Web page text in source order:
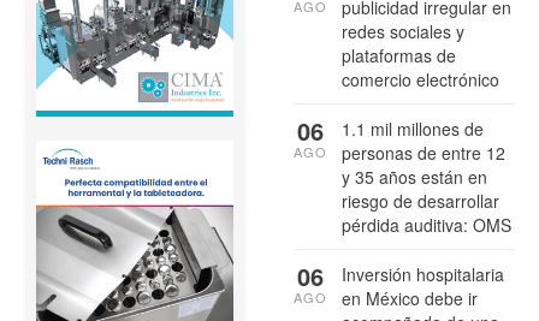
publicidad irregular en
redes sociales y
plataformas de
comercio electrónico
AGO
1.1 mil millones de
personas de entre 12
y 35 años están en
riesgo de desarrollar
pérdida auditiva: OMS
06
AGO
Inversión hospitalaria
en México debe ir
06
AGO